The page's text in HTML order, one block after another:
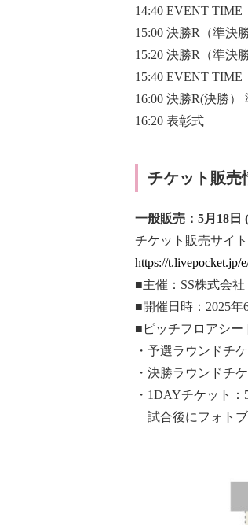
14:40 EVENT TIME
15:00 決勝R（準決
15:20 決勝R（準決
15:40 EVENT TIME
16:00 決勝R(決勝
16:20 表彰式
チケット販売
一般販売：5月18
チケット販売サイ
https://t.livepocket.jp/
■主催：SS株式会社
■開催日時：2025年
■ピッチフロアシ
・予選ラウンドチ
・決勝ラウンドチ
・1DAYチケット
試合後にフォトブ